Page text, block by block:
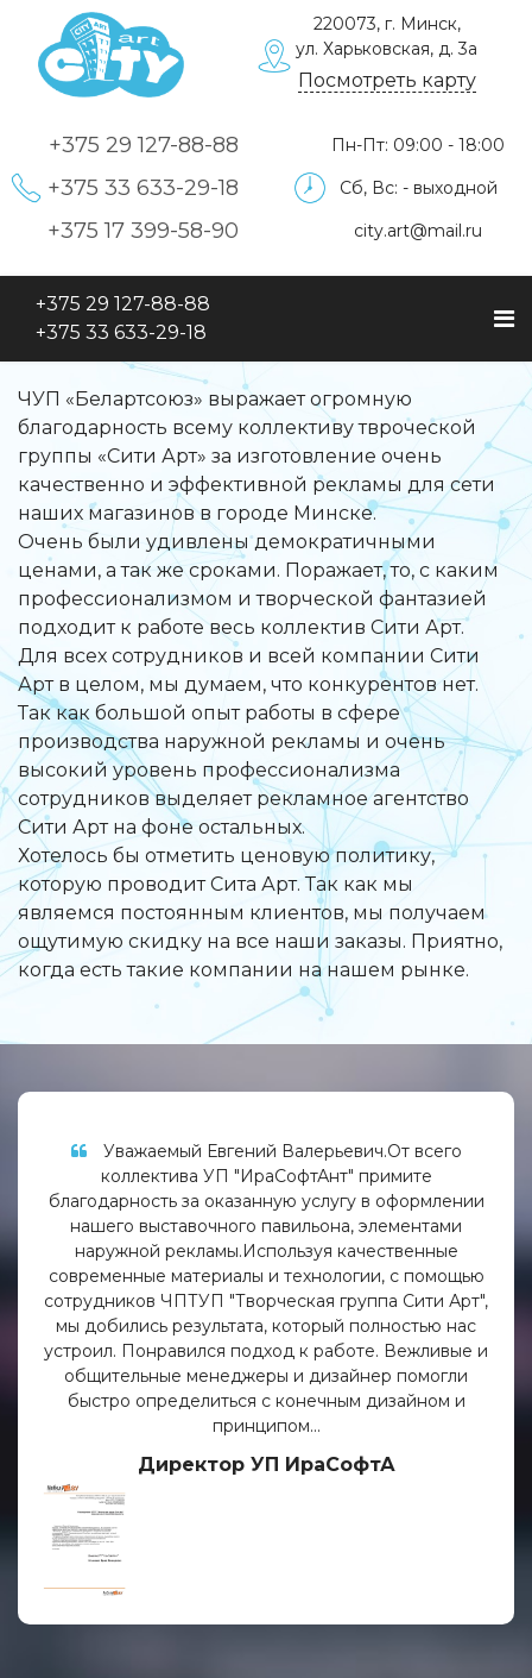
220073, г. Минск,
ул. Харьковская, д. 3а
Посмотреть карту
+375 29127-88-88
+375 33 633-29-18
+375 17 399-58-90
Пн-Пт: 09:00 - 18:00
Сб, Вс: - выходной
city.art@mail.ru
+375 29 127-88-88
+375 33 633-29-18
ЧУП «Белартсоюз» выражает огромную
благодарность всему коллективу твроческой
группы «Сити Арт» за изготовление очень
качественно и эффективной рекламы для сети
наших магазинов в городе Минске.
Очень были удивлены демократичными
ценами, а так же сроками. Поражает, то, с каким
профессионализмом и творческой фантазией
подходит к работе весь коллектив Сити Арт.
Для всех сотрудников и всей компании Сити
Арт в целом, мы думаем, что конкурентов нет.
Так как большой опыт работы в сфере
производства наружной рекламы и очень
высокий уровень профессионализма
сотрудников выделяет рекламное агентство
Сити Арт на фоне остальных.
Хотелось бы отметить ценовую политику,
которую проводит Сита Арт. Так как мы
являемся постоянным клиентов, мы получаем
ощутимую скидку на все наши заказы. Приятно,
когда есть такие компании на нашем рынке.
Валерьевич.От всего
"ИраСофтАнт" примите
услугу в оформлении
павильона, элементами
качественные
и технологии, с помощью
группа Сити Арт",
который полностью нас
подход к работе. Вежливые и
и дизайнер помогли
с конечным дизайном и
УП ИраСофтА
Коллектив ООО
директора Минича В.В.
помощь в
автопарка для
учетом очень
качественную работу и